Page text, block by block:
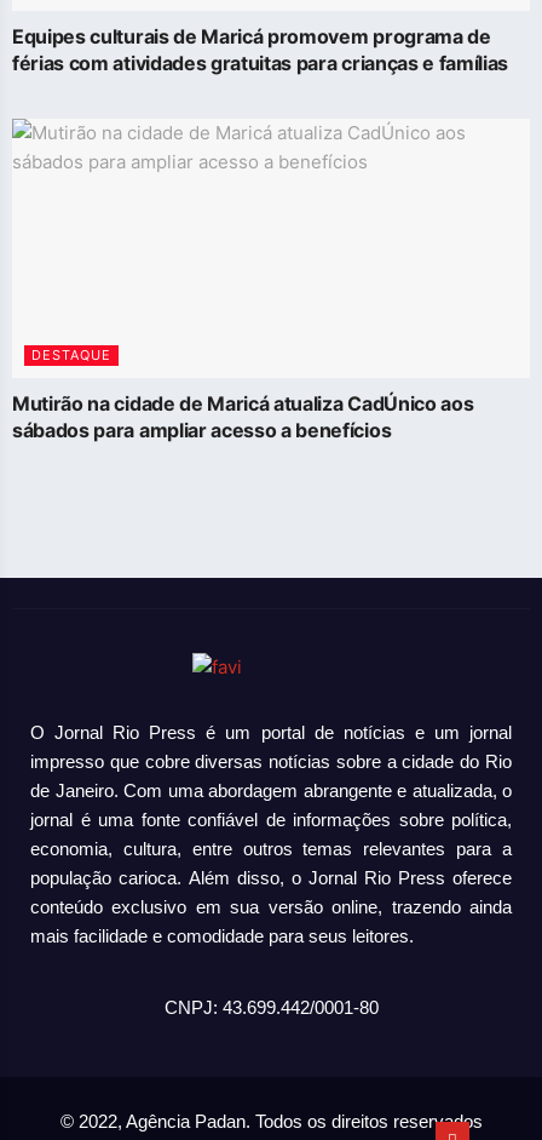
Equipes culturais de Maricá promovem programa de
férias com atividades gratuitas para crianças e famílias
DESTAQUE
Mutirão na cidade de Maricá atualiza CadÚnico aos
sábados para ampliar acesso a benefícios
O Jornal Rio Press é um portal de notícias e um jornal
impresso que cobre diversas notícias sobre a cidade do Rio
de Janeiro. Com uma abordagem abrangente e atualizada, o
jornal é uma fonte confiável de informações sobre política,
economia, cultura, entre outros temas relevantes para a
população carioca. Além disso, o Jornal Rio Press oferece
conteúdo exclusivo em sua versão online, trazendo ainda
mais facilidade e comodidade para seus leitores.
CNPJ: 43.699.442/0001-80
© 2022, Agência Padan. Todos os direitos reservados